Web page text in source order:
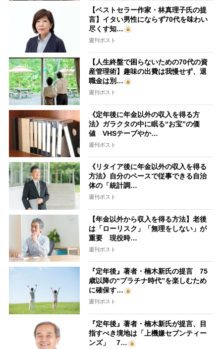
【ベストセラー作家・林真理子氏の提
言】イタい男性にならず70代を味わい
尽くす知…
週刊ポスト
【人生終盤で困らないための70代の資
産管理術】趣味の出費は我慢せず、退
職金は別…
週刊ポスト
《定年後に年金以外の収入を得る方
法》ガラクタの中に眠る“お宝”の価
値 VHSテープやか…
週刊ポスト
《リタイア後に年金以外の収入を得る
方法》自分のペースで従事できる自治
体の「統計調…
週刊ポスト
【年金以外から収入を得る方法】老後
は「ローリスク」「無理をしない」が
重要 現役時…
週刊ポスト
『定年後』著者・楠木新氏の提言 75
歳以降の“プラチナ時代”を楽しむため
に確保す…
週刊ポスト
『定年後』著者・楠木新氏が提言、目
指すべき境地は「上機嫌セブンティー
ンズ」 7…